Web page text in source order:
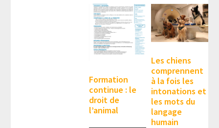
Formation
continue : le
droit de
l’animal
Les chiens
comprennent
à la fois les
intonations et
les mots du
langage
humain